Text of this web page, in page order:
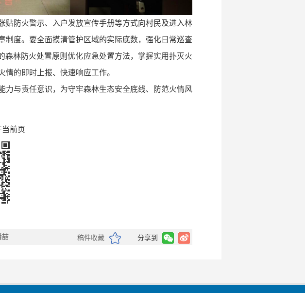
贴防火警示、入户发放宣传手册等方式向村民及进入林
制度。要全面摸清管护区域的实际底数，强化日常巡查
森林防火处置原则优化应急处置方法，掌握实用扑灭火
的即时上报、快速响应工作。
力与责任意识，为守牢森林生态安全底线、防范火情风
前页
喆 稿件收藏 分享到